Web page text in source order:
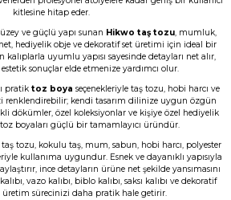
elde
harika
kitlesine hitap eder.
ve güçlü yapı sunan Hikwo taş tozu, mumluk,
hediyelik obje ve dekoratif set üretimi için ideal bir
uyumlu yapısı sayesinde detayları net alır,
sonuçlar elde etmenize yardımcı olur.
pratik toz boya seçenekleriyle taş tozu, hobi harcı ve
kendi tasarım dilinize uygun özgün
dökümler, özel koleksiyonlar ve kişiye özel hediyelik
boyaları güçlü bir tamamlayıcı üründür.
taş tozu, kokulu taş, mum, sabun, hobi harcı, polyester
kullanıma uygundur. Esnek ve dayanıklı yapısıyla
ince detayların ürüne net şekilde yansımasını
vazo kalıbı, biblo kalıbı, saksı kalıbı ve dekoratif
üretim sürecinizi daha pratik hale getirir.